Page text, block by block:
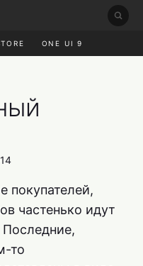
ONE UI 9
покупателей,
частенько идут
то